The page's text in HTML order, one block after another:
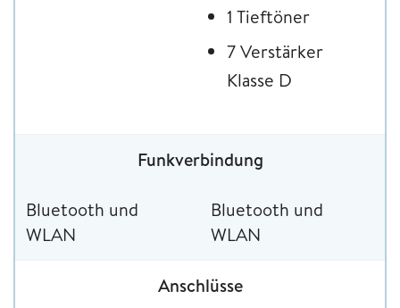
1 Tieftöner
7 Verstärker
Klasse D
Funkverbindung
Bluetooth und
WLAN
Bluetooth und
WLAN
Anschlüsse